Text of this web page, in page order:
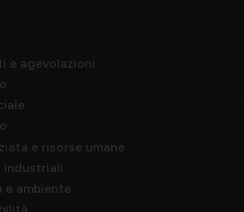
e agevolazioni
e risorse umane
industriali
e ambiente